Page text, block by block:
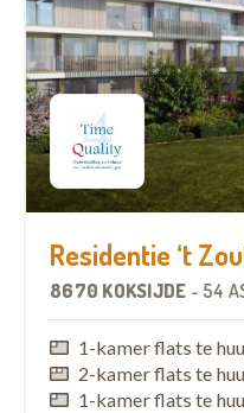
Residentie ‘t
8670 KOKSIJDE - 54
1-kamer flats te
2-kamer flats te
1-kamer flats te